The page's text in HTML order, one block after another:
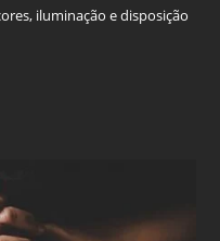
iluminação e disposição